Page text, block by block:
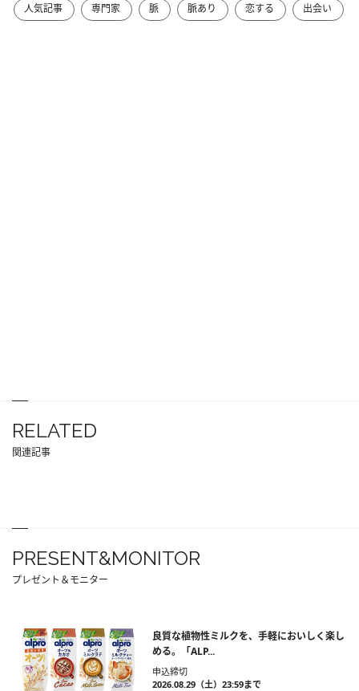
人気記事 専門家 脈 脈あり 恋する 出会い
RELATED
関連記事
PRESENT&MONITOR
プレゼント＆モニター
良質な植物性ミルクを、手軽においしく楽し
める。「ALP...
申込締切
2026.08.29（土）23:59まで